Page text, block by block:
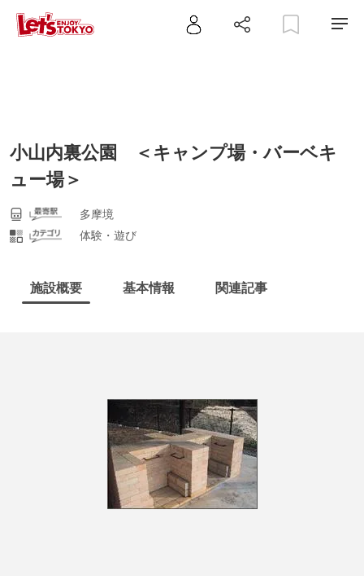
小山内裏公園 ＜キャンプ場・バーベキ
ュー場＞
多摩境
体験・遊び
施設概要 基本情報 関連記事